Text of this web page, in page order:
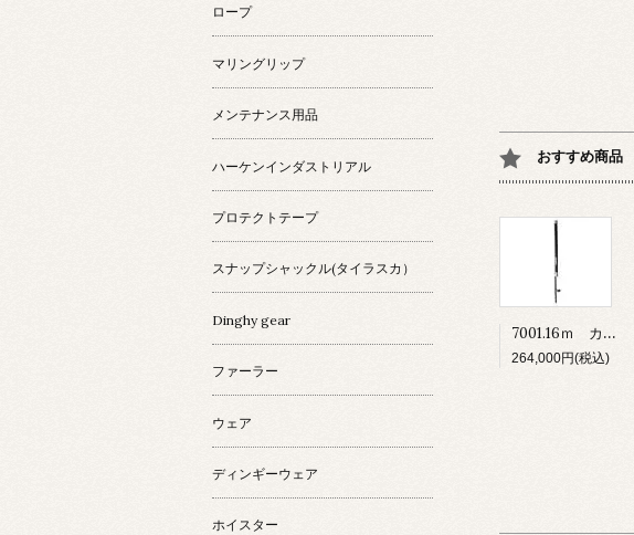
おすすめ商品
7001.16ｍ カーボフォイル ユニット1 16ｍ
264,000円(税込)
ロープ
マリングリップ
メンテナンス用品
ハーケンインダストリアル
プロテクトテープ
スナップシャックル(タイラスカ）
Dinghy gear
ファーラー
ウェア
ディンギーウェア
ホイスター